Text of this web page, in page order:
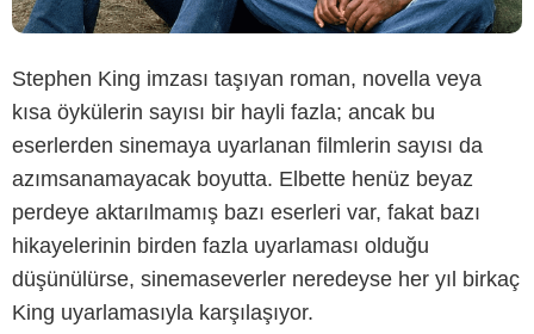
Stephen King imzası taşıyan roman, novella veya
kısa öykülerin sayısı bir hayli fazla; ancak bu
eserlerden sinemaya uyarlanan filmlerin sayısı da
azımsanamayacak boyutta. Elbette henüz beyaz
perdeye aktarılmamış bazı eserleri var, fakat bazı
hikayelerinin birden fazla uyarlaması olduğu
düşünülürse, sinemaseverler neredeyse her yıl birkaç
King uyarlamasıyla karşılaşıyor.